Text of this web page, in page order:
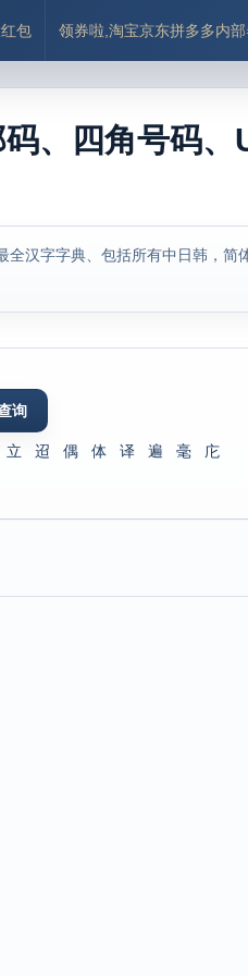
包 领券啦,淘宝京东拼多多内部
码、四角号码
全汉字字典、包括所有中日韩，简
立 迢 偶 体 译 遍 毫 庀